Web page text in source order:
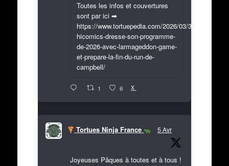
Toutes les infos et couvertures
sont par ici ➡
https://www.tortuepedia.com/2026/03/31/exclusif-
hicomics-dresse-son-programme-
de-2026-avec-larmageddon-game-
et-prepare-la-fin-du-run-de-
campbell/
1 6 X
Tortues Ninja France 5 Avr
Joyeuses Pâques à toutes et à tous !